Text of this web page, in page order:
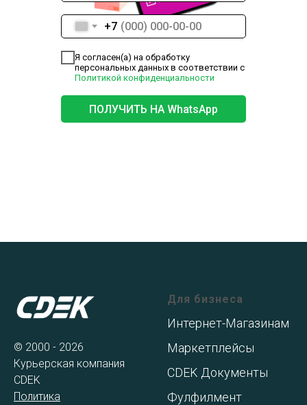
+7
Я согласен(а) на обработку
персональных данных в соответствии с
Политикой конфиденциальности
ПОЛУЧИТЬ НА WhatsApp
© 2000 - 2026
Курьерская компания
CDEK
Политика
Для бизнеса
Интернет-Магазинам
Маркетплейсы
CDEK Документы
Фулфилмент